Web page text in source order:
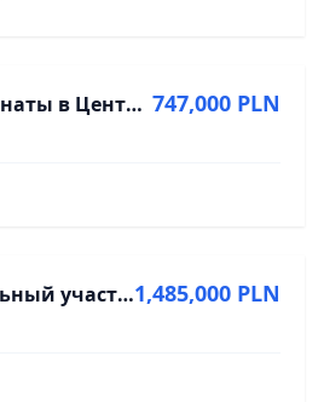
3 отдельные комнаты в Центре | Балкон | После ремонта 747,000 PLN
Продается земельный участок 33 аров в окрестностях Вроцлава1,485,000 PLN